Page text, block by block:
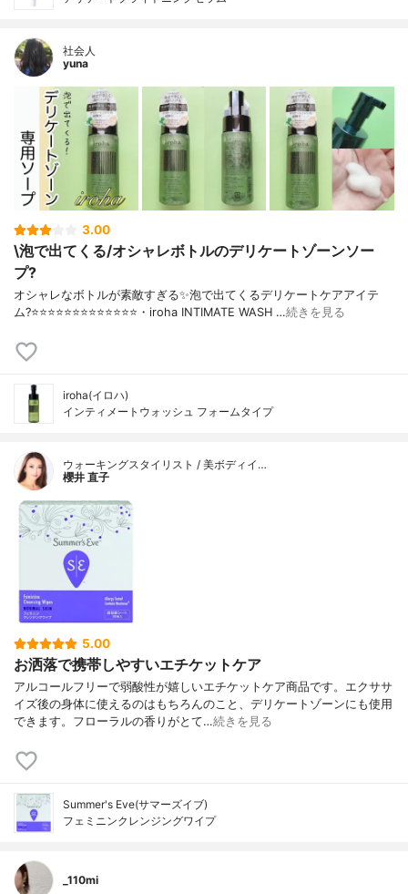
社会人
yuna
3.00
\泡で出てくる/オシャレボトルのデリケートゾーンソー
プ?
オシャレなボトルが素敵すぎる✨泡で出てくるデリケートケアアイテ
ム?⭐️⭐️⭐️⭐️⭐️⭐️⭐️⭐️⭐️⭐️⭐️⭐️⭐️・iroha INTIMATE WASH …続きを見る
iroha(イロハ)
インティメートウォッシュ フォームタイプ
ウォーキングスタイリスト / 美ボディイ…
櫻井 直子
5.00
お洒落で携帯しやすいエチケットケア
アルコールフリーで弱酸性が嬉しいエチケットケア商品です。エクササ
イズ後の身体に使えるのはもちろんのこと、デリケートゾーンにも使用
できます。フローラルの香りがとて…続きを見る
Summer's Eve(サマーズイブ)
フェミニンクレンジングワイプ
_110mi